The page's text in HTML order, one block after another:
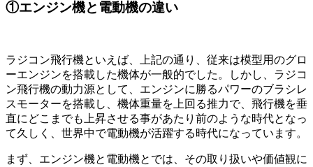
①エンジン機と電動機の違い
ラジコン飛行機といえば、上記の通り、従来は模型用のグロ
ーエンジンを搭載した機体が一般的でした。しかし、ラジコ
ン飛行機の動力源として、エンジンに勝るパワーのブラシレ
スモーターを搭載し、機体重量を上回る推力で、飛行機を垂
直にどこまでも上昇させる事があたり前のような時代となっ
て久しく、世界中で電動機が活躍する時代になっています。
まず、エンジン機と電動機とでは、その取り扱いや価値観に